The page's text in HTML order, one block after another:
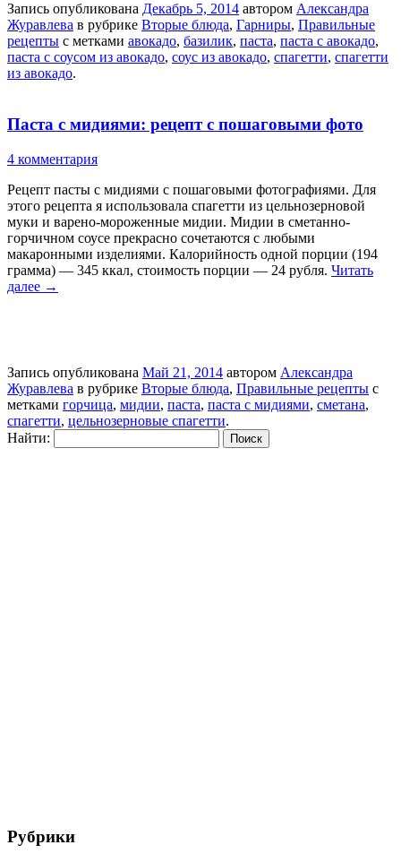
Запись опубликована Декабрь 5, 2014 автором Александра
Журавлева в рубрике Вторые блюда, Гарниры, Правильные
рецепты с метками авокадо, базилик, паста, паста с авокадо,
паста с соусом из авокадо, соус из авокадо, спагетти, спагетти
из авокадо.
Паста с мидиями: рецепт с пошаговыми фото
4 комментария
Рецепт пасты с мидиями с пошаговыми фотографиями. Для
этого рецепта я использовала спагетти из цельнозерновой
муки и варено-мороженные мидии. Мидии в сметанно-
горчичном соусе прекрасно сочетаются с любыми
макаронными изделиями. Калорийность одной порции (194
грамма) — 345 ккал, стоимость порции — 24 рубля. Читать
далее →
Запись опубликована Май 21, 2014 автором Александра
Журавлева в рубрике Вторые блюда, Правильные рецепты с
метками горчица, мидии, паста, паста с мидиями, сметана,
спагетти, цельнозерновые спагетти.
Найти:
Рубрики